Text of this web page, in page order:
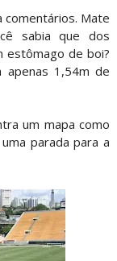
comentários. Mate
sabia que dos
estômago de boi?
1,54m de
um mapa como
parada para a